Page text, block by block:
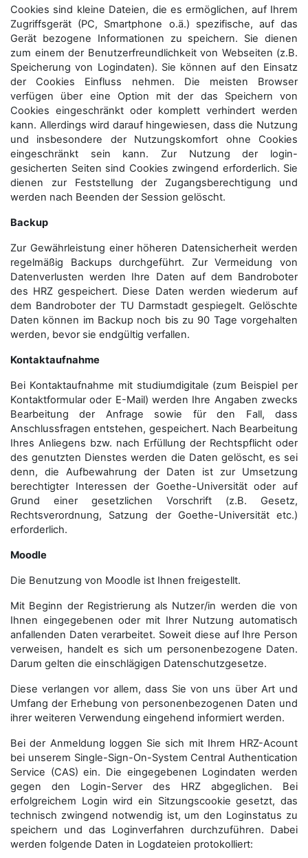
Cookies sind kleine Dateien, die es ermöglichen, auf Ihrem
Zugriffsgerät (PC, Smartphone o.ä.) spezifische, auf das
Gerät bezogene Informationen zu speichern. Sie dienen
zum einem der Benutzerfreundlichkeit von Webseiten (z.B.
Speicherung von Logindaten). Sie können auf den Einsatz
der Cookies Einfluss nehmen. Die meisten Browser
verfügen über eine Option mit der das Speichern von
Cookies eingeschränkt oder komplett verhindert werden
kann. Allerdings wird darauf hingewiesen, dass die Nutzung
und insbesondere der Nutzungskomfort ohne Cookies
eingeschränkt sein kann. Zur Nutzung der login-
gesicherten Seiten sind Cookies zwingend erforderlich. Sie
dienen zur Feststellung der Zugangs­berechtigung und
werden nach Beenden der Session gelöscht.
Backup
Zur Gewährleistung einer höheren Datensicherheit werden
regelmäßig Backups durchgeführt. Zur Vermeidung von
Datenverlusten werden Ihre Daten auf dem Bandroboter
des HRZ gespeichert. Diese Daten werden wiederum auf
dem Bandroboter der TU Darmstadt gespiegelt. Gelöschte
Daten können im Backup noch bis zu 90 Tage vorgehalten
werden, bevor sie endgültig verfallen.
Kontaktaufnahme
Bei Kontaktaufnahme mit studiumdigitale (zum Beispiel per
Kontaktformular oder E-Mail) werden Ihre Angaben zwecks
Bearbeitung der Anfrage sowie für den Fall, dass
Anschluss­fragen entstehen, gespeichert. Nach Bearbeitung
Ihres Anliegens bzw. nach Erfüllung der Rechtspflicht oder
des genutzten Dienstes werden die Daten gelöscht, es sei
denn, die Aufbewahrung der Daten ist zur Umsetzung
berechtigter Interessen der Goethe-Universität oder auf
Grund einer gesetzlichen Vorschrift (z.B. Gesetz,
Rechtsverordnung, Satzung der Goethe-Universität etc.)
erforderlich.
Moodle
Die Benutzung von Moodle ist Ihnen freigestellt.
Mit Beginn der Registrierung als Nutzer/in werden die von
Ihnen eingegebenen oder mit Ihrer Nutzung automatisch
anfallenden Daten verarbeitet. Soweit diese auf Ihre Person
verweisen, handelt es sich um personenbezogene Daten.
Darum gelten die einschlägigen Datenschutzgesetze.
Diese verlangen vor allem, dass Sie von uns über Art und
Umfang der Erhebung von personenbezogenen Daten und
ihrer weiteren Verwendung eingehend informiert werden.
Bei der Anmeldung loggen Sie sich mit Ihrem HRZ-Acount
bei unserem Single-Sign-On-System Central Authentication
Service (CAS) ein. Die eingegebenen Logindaten werden
gegen den Login-Server des HRZ abgeglichen. Bei
erfolgreichem Login wird ein Sitzungscookie gesetzt, das
technisch zwingend notwendig ist, um den Loginstatus zu
speichern und das Loginverfahren durchzuführen. Dabei
werden folgende Daten in Logdateien protokolliert: